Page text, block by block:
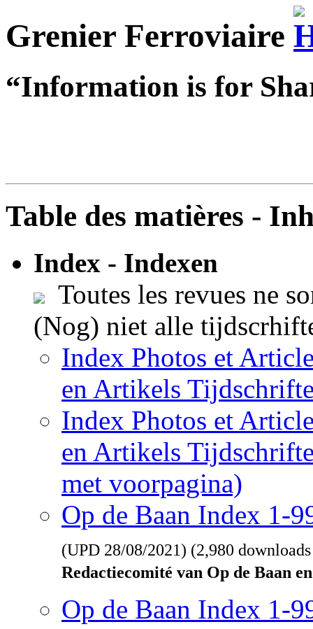
Grenier Ferroviaire
“Information is for
Table des matières -
Index - Indexen
Toutes les revues ne
(Nog) niet alle
Index Photos et
en Artikels
Index Photos et
en Artikels
met voorpagina)
Op de Baan Index 1-
(UPD 28/08/2021) (2,980
Redactiecomité van Op de Baan
Op de Baan Index 1-